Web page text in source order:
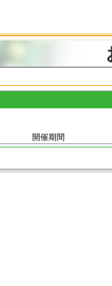
開催期間